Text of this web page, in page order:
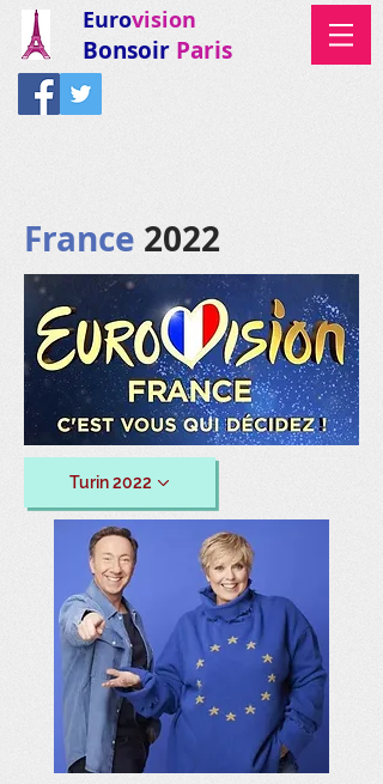
Eurovision
Bonsoir Paris
France 2022
Turin 2022